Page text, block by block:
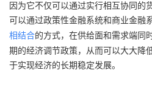
因为它不仅可以通过实行相互协同的
可以通过政策性金融系统和商业金融
相结合的方式，在供给面和需求端同
期的经济调节政策，从而可以大大降
于实现经济的长期稳定发展。